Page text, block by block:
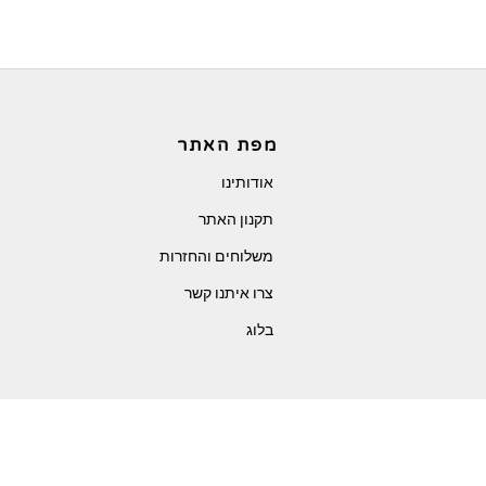
מפת האתר
אודותינו
תקנון האתר
משלוחים והחזרות
צרו איתנו קשר
בלוג